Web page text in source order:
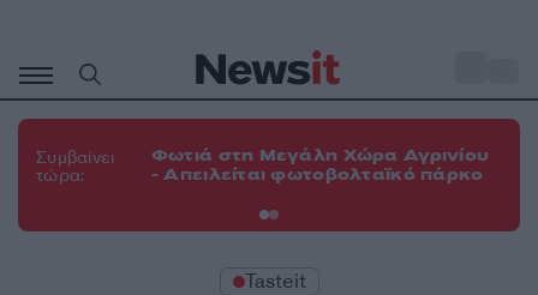
περιεχόμενο
Συμβαίνει
τώρα:
Φωτιά στη Μεγάλη Χώρα Αγρινίου
- Απειλείται φωτοβολταϊκό πάρκο
Tasteit